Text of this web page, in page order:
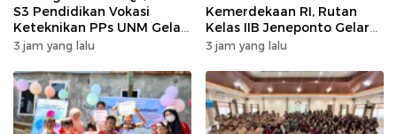
S3 Pendidikan Vokasi
Keteknikan PPs UNM Gelar
Workshop Artikel Ilmiah
3 jam yang lalu
Kemerdekaan RI, Rutan
Kelas IIB Jeneponto Gelar
Upacara Pembukaan Pekan
3 jam yang lalu